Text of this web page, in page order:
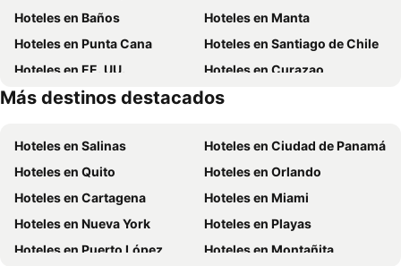
Hoteles en Baños
Hoteles en Manta
Hoteles en Punta Cana
Hoteles en Santiago de Chile
Hoteles en EE. UU.
Hoteles en Curazao
Hoteles en Santa Cruz
Hoteles en Chicago
Más destinos destacados
Hoteles en Salinas
Hoteles en Ciudad de Panamá
Hoteles en Quito
Hoteles en Orlando
Hoteles en Cartagena
Hoteles en Miami
Hoteles en Nueva York
Hoteles en Playas
Hoteles en Puerto López
Hoteles en Montañita